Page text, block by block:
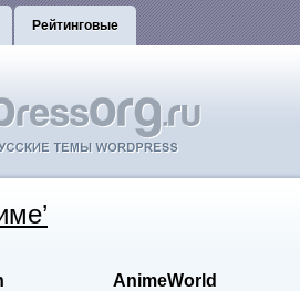
Рейтинговые
AnimeWorld